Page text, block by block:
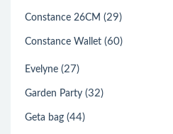
Constance 26CM (29)
Constance Wallet (60)
Evelyne (27)
Garden Party (32)
Geta bag (44)